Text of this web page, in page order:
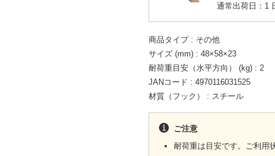
通常出荷日：1
商品タイプ
その他
サイズ (mm)
48×58×23
耐荷重目安（水平方向） (kg)
2
JANコード
4970116031525
材質（フック）
スチール
ご注意
耐荷重は目安です。ご利用